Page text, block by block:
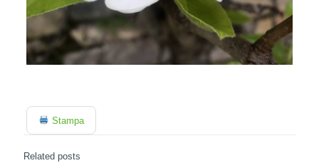
Stampa
Related posts